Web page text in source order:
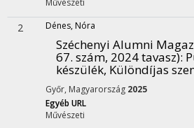
Művészeti
2 Dénes, Nóra
Széchenyi Alumni
67. szám, 2024 tavasz):
készülék, Különdíjas
Győr, Magyarország 2025
Egyéb URL
Művészeti